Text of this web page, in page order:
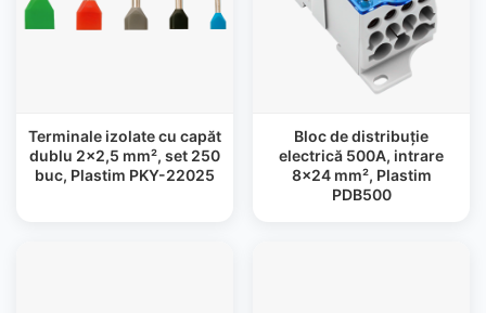
Terminale izolate cu capăt
dublu 2×2,5 mm², set 250
buc, Plastim PKY-22025
Bloc de distribuție
electrică 500A, intrare
8×24 mm², Plastim
PDB500